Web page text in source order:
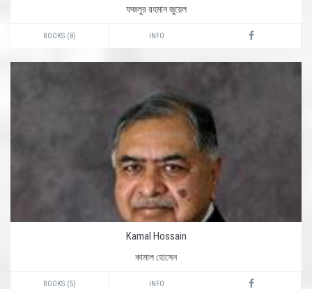
ফজলুর রহমান জুয়েল
BOOKS (8) INFO
Kamal Hossain
কামাল হোসেন
BOOKS (5) INFO